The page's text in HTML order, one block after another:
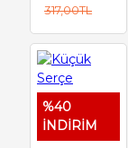
317,00TL
%40
İNDİRİM